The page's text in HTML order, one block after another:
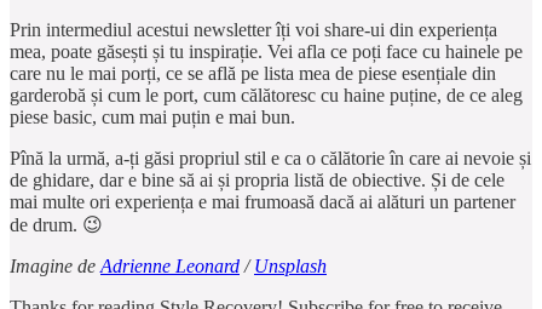
Prin intermediul acestui newsletter îți voi share-ui din experiența
mea, poate găsești și tu inspirație. Vei afla ce poți face cu hainele pe
care nu le mai porți, ce se află pe lista mea de piese esențiale din
garderobă și cum le port, cum călătoresc cu haine puține, de ce aleg
piese basic, cum mai puțin e mai bun.
Pînă la urmă, a-ți găsi propriul stil e ca o călătorie în care ai nevoie și
de ghidare, dar e bine să ai și propria listă de obiective. Și de cele
mai multe ori experiența e mai frumoasă dacă ai alături un partener
de drum. 😉
Imagine de Adrienne Leonard /Unsplash